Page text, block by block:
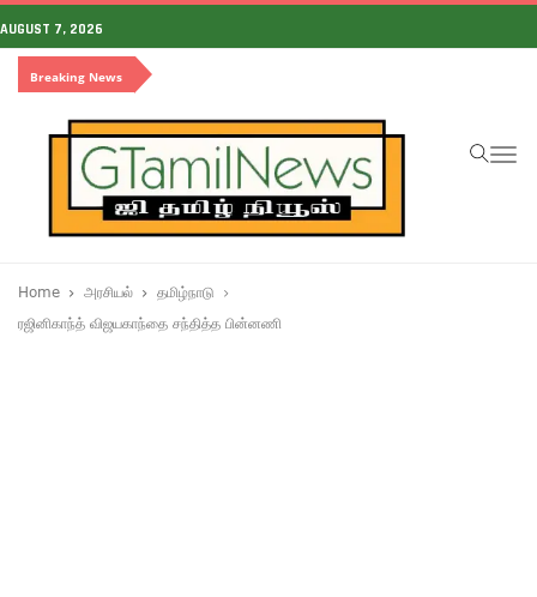
AUGUST 7, 2026
Breaking News
Home அரசியல்
தமிழ்நாடு
ரஜினிகாந்த் விஜயகாந்தை சந்தித்த பின்னணி